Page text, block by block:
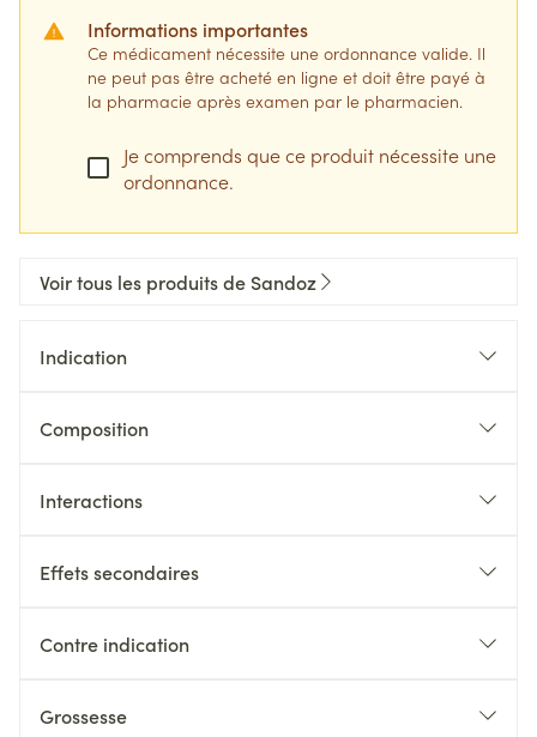
Informations importantes
Ce médicament nécessite une ordonnance valide. Il
ne peut pas être acheté en ligne et doit être payé à
la pharmacie après examen par le pharmacien.
Je comprends que ce produit nécessite une
ordonnance.
Voir tous les produits de Sandoz
Indication
Composition
Interactions
Effets secondaires
Contre indication
Grossesse